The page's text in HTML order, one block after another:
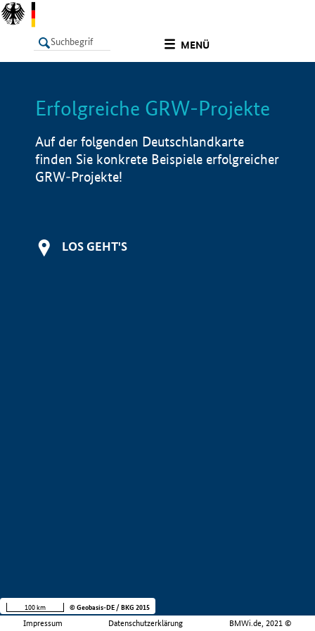
MENÜ
LISTE Info
Erfolgreiche GRW-Projekte
Auf der folgenden Deutschlandkarte
finden Sie konkrete Beispiele erfolgreicher
GRW-Projekte!
LOS GEHT'S
Impressum Datenschutzerklärung BMWi.de, 2021 ©
100 km © Geobasis-DE / BKG 2015